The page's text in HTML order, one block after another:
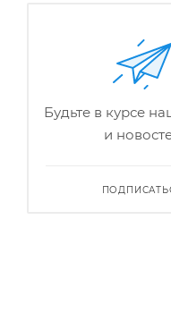
Будьте в курсе
и